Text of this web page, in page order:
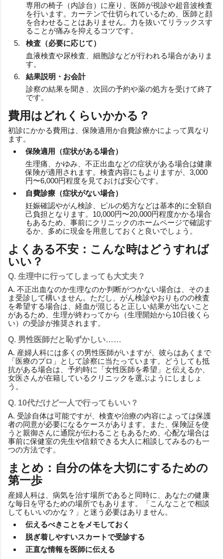
専用の椅子（内診台）に座り、医師が視診や超音波検査
を行います。カーテンで仕切られているため、医師と顔
を合わせることはありません。力を抜いてリラックスす
ることが痛みを抑えるコツです。
検査（必要に応じて）
血液検査や尿検査、細胞診などが行われる場合がありま
す。
結果説明・お会計
診察の結果を聞き、次回の予約や薬の処方を受けて終了
です。
費用はどれくらいかかる？
初診にかかる費用は、保険適用か自費診療かによって異なり
ます。
保険適用（症状がある場合）
生理痛、かゆみ、不正出血などの症状がある場合は健康
保険が適用されます。検査内容にもよりますが、3,000
円〜6,000円程度を見ておけば安心です。
自費診療（症状がない場合）
妊娠確認やがん検診、ピルの処方などは基本的に全額自
己負担となります。10,000円〜20,000円程度かかる場合
もあるため、事前にクリニックのホームページで確認す
るか、多めに現金を用意しておくと良いでしょう。
よくある不安：こんな時はどうすれば
いい？
Q. 生理中に行ってしまっても大丈夫？
A. 不正出血なのか生理なのか判断がつかない場合は、そのま
ま受診して構いません。ただし、がん検診やおりものの検査
を希望する場合は、経血が混じると正しい結果が出ないこと
があるため、生理が終わってから（生理開始から10日後くら
い）の受診が推奨されます。
Q. 男性医師だと恥ずかしい……
A. 産婦人科には多くの男性医師がいますが、彼らはあくまで
「医療のプロ」として診察に当たっています。どうしても抵
抗がある場合は、予約時に「女性医師を希望」と伝えるか、
女医さんが在籍しているクリニックを選ぶようにしましょ
う。
Q. 10代だけど一人で行ってもいい？
A. 受診自体は可能ですが、検査や治療の内容によっては保護
者の同意が必要になるケースがあります。また、保険証を使
うと親御さんに通院が伝わることもあるため、心配な場合は
事前に保健室の先生や信頼できる大人に相談してみるのも一
つの方法です。
まとめ：自分の体を大切にするための
第一歩
産婦人科は、病気を治す場所であると同時に、あなたの健康
な毎日を守るための場所でもあります。「こんなことで相談
してもいいのかな？」と迷う必要はありません。
伝えるべきことをメモしておく
脱ぎ着しやすいスカートで受診する
正直な情報を医師に伝える